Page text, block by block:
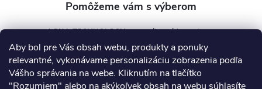
Aby bol pre Vás obsah webu, produkty a ponuky
relevantné, vykonávame personalizáciu zobrazenia podľa
Vášho správania na webe. Kliknutím na tlačítko
"Rozumiem" alebo na akýkoľvek obsah na webu súhlasíte
AQUA TECHNOLOGY s.r.o.
info @aquatechnology.sk
+421 911 991 394